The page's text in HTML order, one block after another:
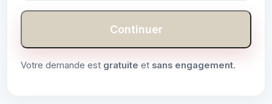
Continuer
Votre demande est gratuite et sans engagement.